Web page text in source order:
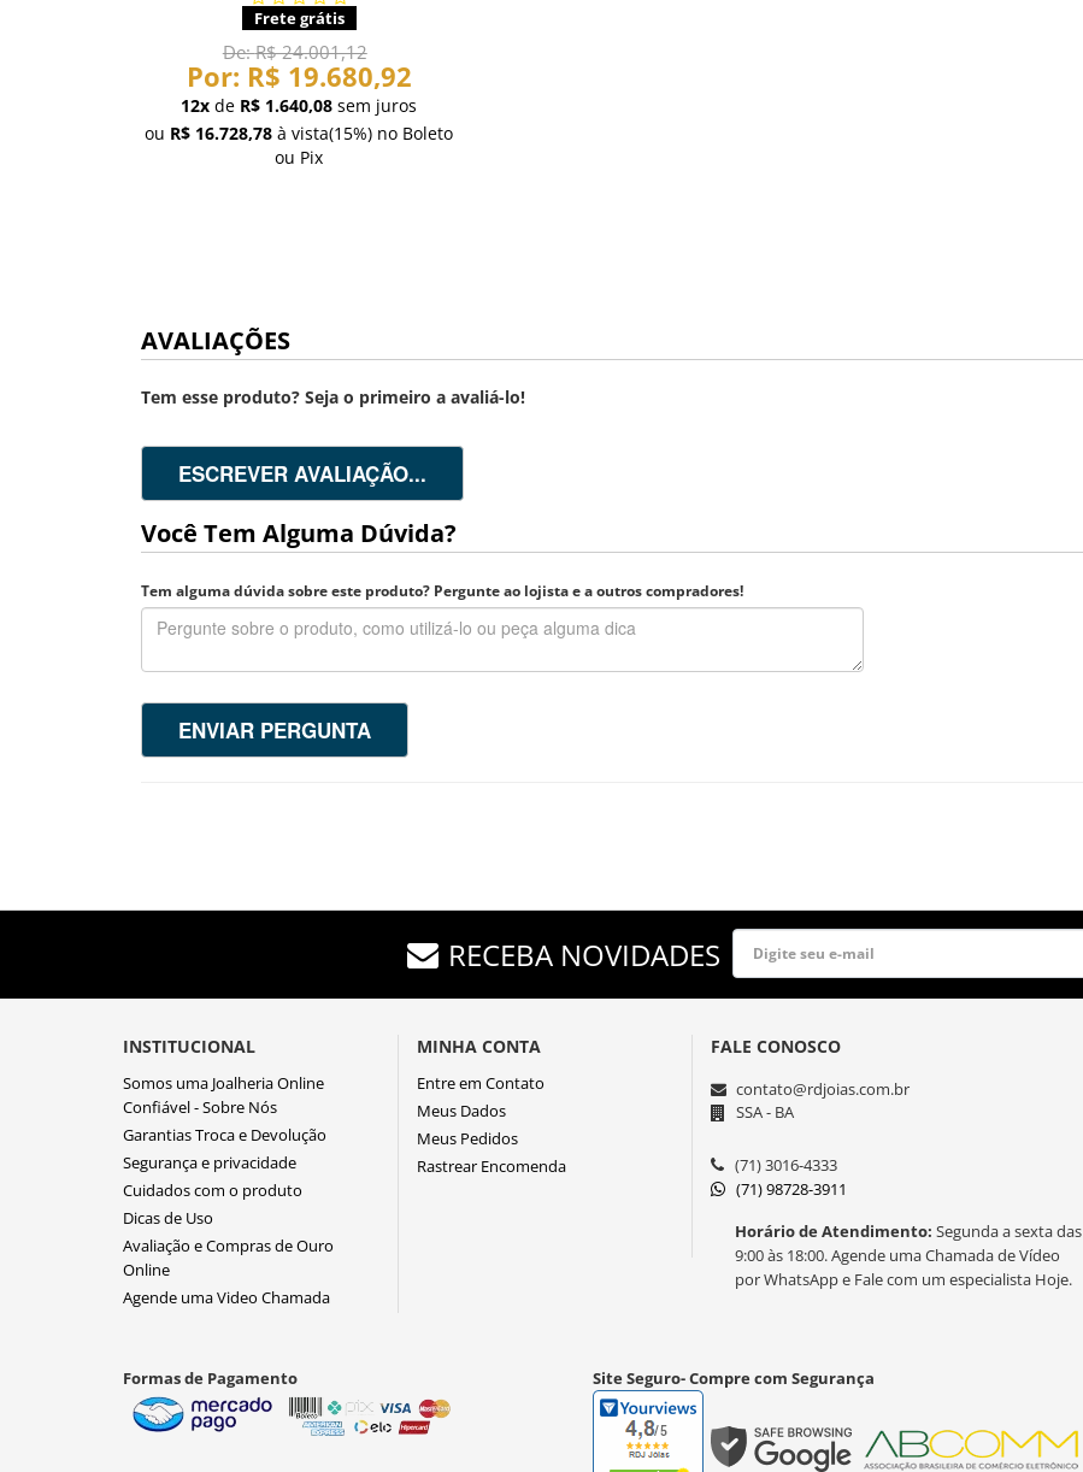
Frete grátis
De:R$ 24.001,12
Por: R$ 19.680,92
12x de R$ 1.640,08 sem juros
ou R$ 16.728,78 à vista(15%) no Boleto
ou Pix
AVALIAÇÕES
Tem esse produto? Seja o primeiro a avaliá-lo!
ESCREVER AVALIAÇÃO...
Você Tem Alguma Dúvida?
Tem alguma dúvida sobre este produto? Pergunte ao lojista e a outros compradores!
ENVIAR PERGUNTA
RECEBA NOVIDADES
INSTITUCIONAL
Somos uma Joalheria Online
Confiável - Sobre Nós
Garantias Troca e Devolução
Segurança e privacidade
Cuidados com o produto
Dicas de Uso
Avaliação e Compras de Ouro
Online
Agende uma Video Chamada
MINHA CONTA
Entre em Contato
Meus Dados
Meus Pedidos
Rastrear Encomenda
FALE CONOSCO
contato@rdjoias.com.br
SSA - BA
(71) 3016-4333
(71) 98728-3911
Horário de Atendimento: Segunda a sexta das
9:00 às 18:00. Agende uma Chamada de Vídeo
por WhatsApp e Fale com um especialista Hoje.
Formas de Pagamento Site Seguro- Compre com Segurança